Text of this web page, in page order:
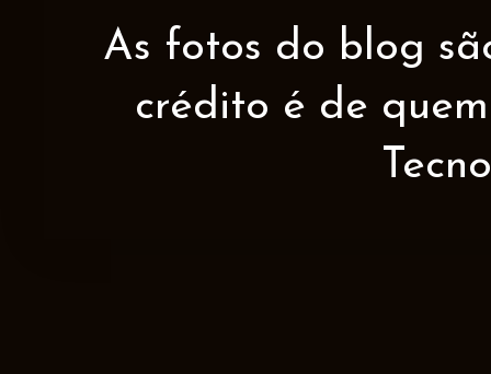
As fotos do blog
crédito é de